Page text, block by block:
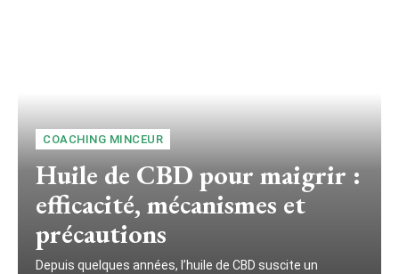
COACHING MINCEUR
Huile de CBD pour maigrir :
efficacité, mécanismes et
précautions
Depuis quelques années, l’huile de CBD suscite un